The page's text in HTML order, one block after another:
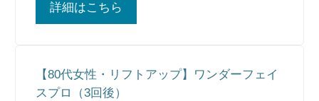
詳細はこちら
【80代女性・リフトアップ】ワンダーフェイ
スプロ（3回後）